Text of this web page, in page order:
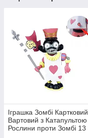
Іграшка Зомбі Картковий
Вартовий з Катапультою
Рослини проти Зомбі 13